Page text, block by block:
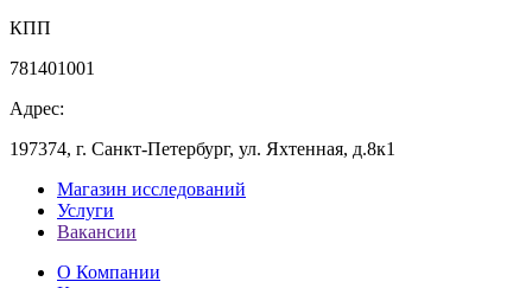
КПП
781401001
Адрес:
197374, г. Санкт-Петербург, ул. Яхтенная, д.8к1
Магазин исследований
Услуги
Вакансии
О Компании